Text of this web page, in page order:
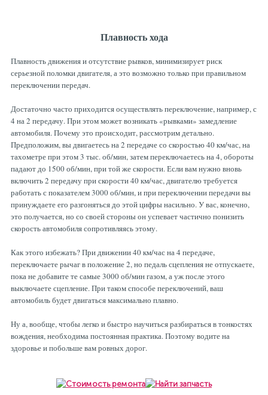
Плавность хода
Плавность движения и отсутствие рывков, минимизирует риск
серьезной поломки двигателя, а это возможно только при правильном
переключении передач.
Достаточно часто приходится осуществлять переключение, например, с
4 на 2 передачу. При этом может возникать «рывками» замедление
автомобиля. Почему это происходит, рассмотрим детально.
Предположим, вы двигаетесь на 2 передаче со скоростью 40 км/час, на
тахометре при этом 3 тыс. об/мин, затем переключаетесь на 4, обороты
падают до 1500 об/мин, при той же скорости. Если вам нужно вновь
включить 2 передачу при скорости 40 км/час, двигателю требуется
работать с показателем 3000 об/мин, и при переключении передачи вы
принуждаете его разгоняться до этой цифры насильно. У вас, конечно,
это получается, но со своей стороны он успевает частично понизить
скорость автомобиля сопротивляясь этому.
Как этого избежать? При движении 40 км/час на 4 передаче,
переключаете рычаг в положение 2, но педаль сцепления не отпускаете,
пока не добавите те самые 3000 об/мин газом, а уж после этого
выключаете сцепление. При таком способе переключений, ваш
автомобиль будет двигаться максимально плавно.
Ну а, вообще, чтобы легко и быстро научиться разбираться в тонкостях
вождения, необходима постоянная практика. Поэтому водите на
здоровье и побольше вам ровных дорог.